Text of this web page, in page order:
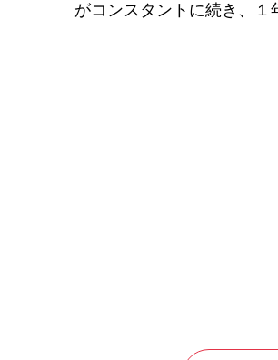
がコンスタントに続き、１